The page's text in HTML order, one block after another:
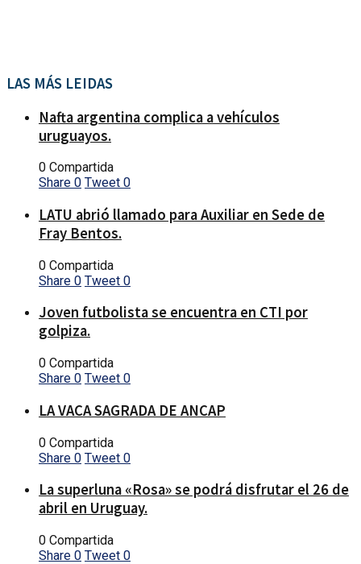
LAS MÁS LEIDAS
Nafta argentina complica a vehículos
uruguayos.
0 Compartida
Share 0 Tweet 0
LATU abrió llamado para Auxiliar en Sede de
Fray Bentos.
0 Compartida
Share 0 Tweet 0
Joven futbolista se encuentra en CTI por
golpiza.
0 Compartida
Share 0 Tweet 0
LA VACA SAGRADA DE ANCAP
0 Compartida
Share 0 Tweet 0
La superluna «Rosa» se podrá disfrutar el 26 de
abril en Uruguay.
0 Compartida
Share 0 Tweet 0